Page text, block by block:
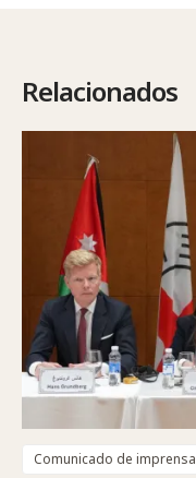
Relacionados
Comunicado de imprensa